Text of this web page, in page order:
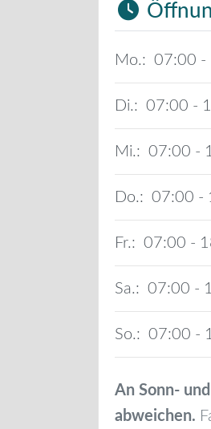
Mo.: 07:00 -
Di.: 07:00 -
Mi.: 07:00 -
Do.: 07:00 -
Fr.: 07:00 -
Sa.: 07:00 -
So.: 07:00 -
An Sonn-
abweichen.